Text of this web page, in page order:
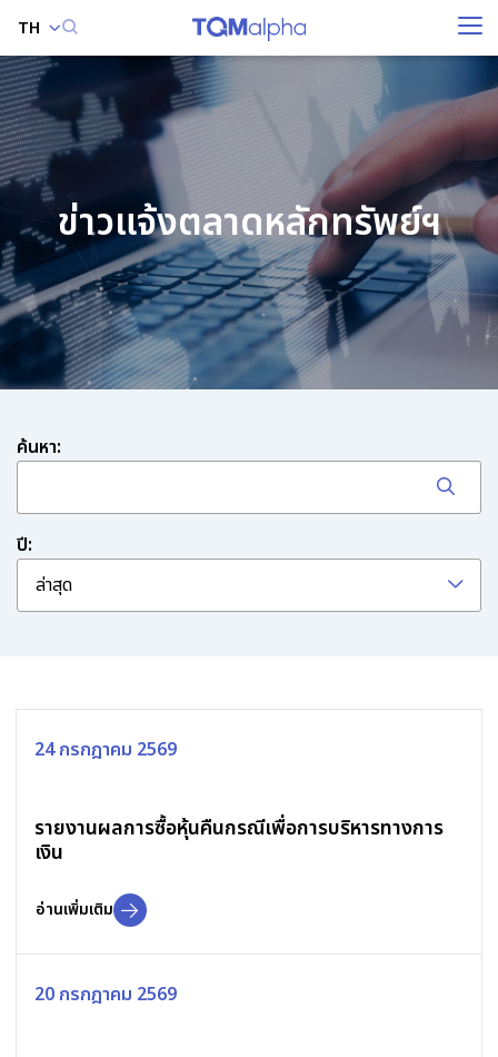
TH
ค้นหาในเว็บไซต์
Enhanced by
ข่าวแจ้งตลาดหลักทรัพย์ฯ
ค้นหา:
ปี:
ล่าสุด
24 กรกฎาคม 2569
รายงานผลการซื้อหุ้นคืนกรณีเพื่อการบริหารทางการ
เงิน
อ่านเพิ่มเติม
20 กรกฎาคม 2569